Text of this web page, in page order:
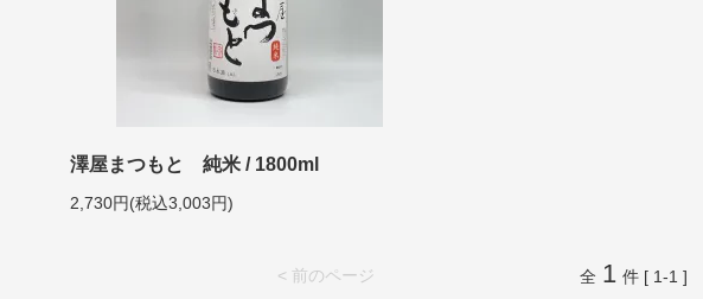
澤屋まつもと 純米 / 1800ml
2,730円(税込3,003円)
< 前のページ 全 1 件 [ 1-1 ]